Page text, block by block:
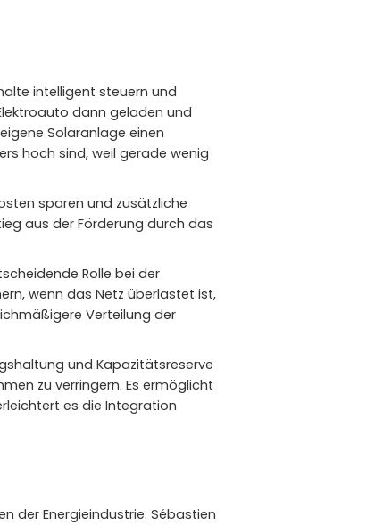
intelligent steuern und
dann geladen und
Solaranlage einen
hoch sind, weil gerade wenig
sparen und zusätzliche
aus der Förderung durch das
Rolle bei der
wenn das Netz überlastet ist,
Verteilung der
und Kapazitätsreserve
zu verringern. Es ermöglicht
es die Integration
der Energieindustrie. Sébastien